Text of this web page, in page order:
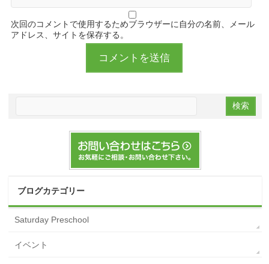
次回のコメントで使用するためブラウザーに自分の名前、メール
アドレス、サイトを保存する。
ブログカテゴリー
Saturday Preschool
イベント